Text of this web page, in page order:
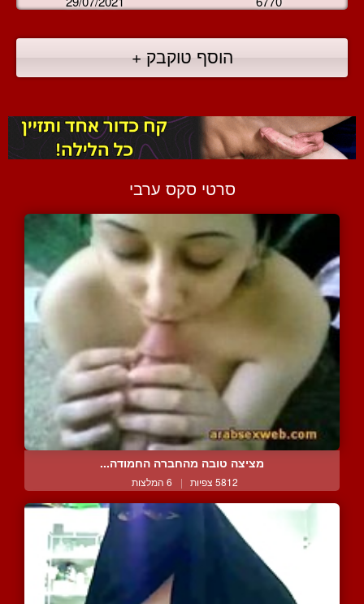
הוסף טוקבק +
סרטי סקס ערבי
מציצה טובה מהחברה החמודה...
5812 צפיות | 6 המלצות